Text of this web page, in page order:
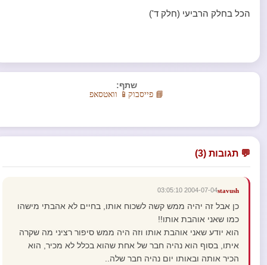
הכל בחלק הרביעי (חלק ד')
שתף:
📘 פייסבוק 📱 וואטסאפ
💬 תגובות (3)
stavush
2004-07-04 03:05:10
כן אבל זה יהיה ממש קשה לשכוח אותו, בחיים לא אהבתי מישהו
כמו שאני אוהבת אותו!!
הוא יודע שאני אוהבת אותו וזה היה ממש סיפור רציני מה שקרה
איתו, בסוף הוא נהיה חבר של אחת שהוא בכלל לא מכיר, הוא
הכיר אותה ובאותו יום נהיה חבר שלה..